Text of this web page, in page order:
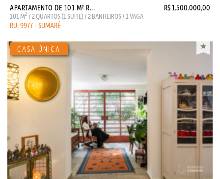
APARTAMENTO DE 101 M² R... R$ 1.500.000,00
101 M2 / 2 QUARTOS (1 SUITE) / 2 BANHEIROS / 1 VAGA
RU: 9977 - SUMARÉ